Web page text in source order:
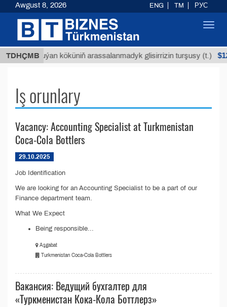
TDHÇMBBuýan köküniň arassalanmadyk glisirrizin turşusy (t.)
Iş orunlary
Vacancy: Accounting Specialist at Turkmenistan
Coca-Cola Bottlers
29.10.2025
Job Identification
We are looking for an Accounting Specialist to be a part of our
Finance department team.
What We Expect
Being responsible...
Aşgabat
Turkmenistan Coca-Cola Bottlers
Вакансия: Ведущий бухгалтер для
«Туркменистан Кока-Кола Боттлерз»
Awgust 8, 2026 ENG TM РУС